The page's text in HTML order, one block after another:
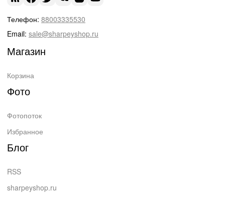
Телефон: 88003335530
Email: sale@sharpeyshop.ru
Магазин
Корзина
Фото
Фотопоток
Избранное
Блог
RSS
sharpeyshop.ru